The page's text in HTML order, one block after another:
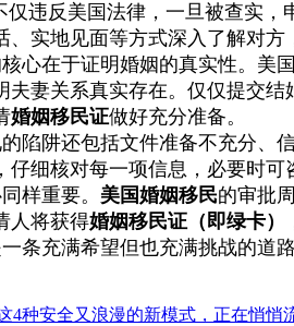
仅违反美国法律，一旦被查实
实地见面等方式深入了解对方
心在于证明婚姻的真实性。美
夫妻关系真实存在。仅仅提交
婚姻移民证做好充分准备。
陷阱还包括文件准备不充分、
细核对每一项信息，必要时可
样重要。 美国婚姻移民的审批
人将获得婚姻移民证（即绿卡）
条充满希望但也充满挑战的道
4种安全又浪漫的新模式，正在悄悄